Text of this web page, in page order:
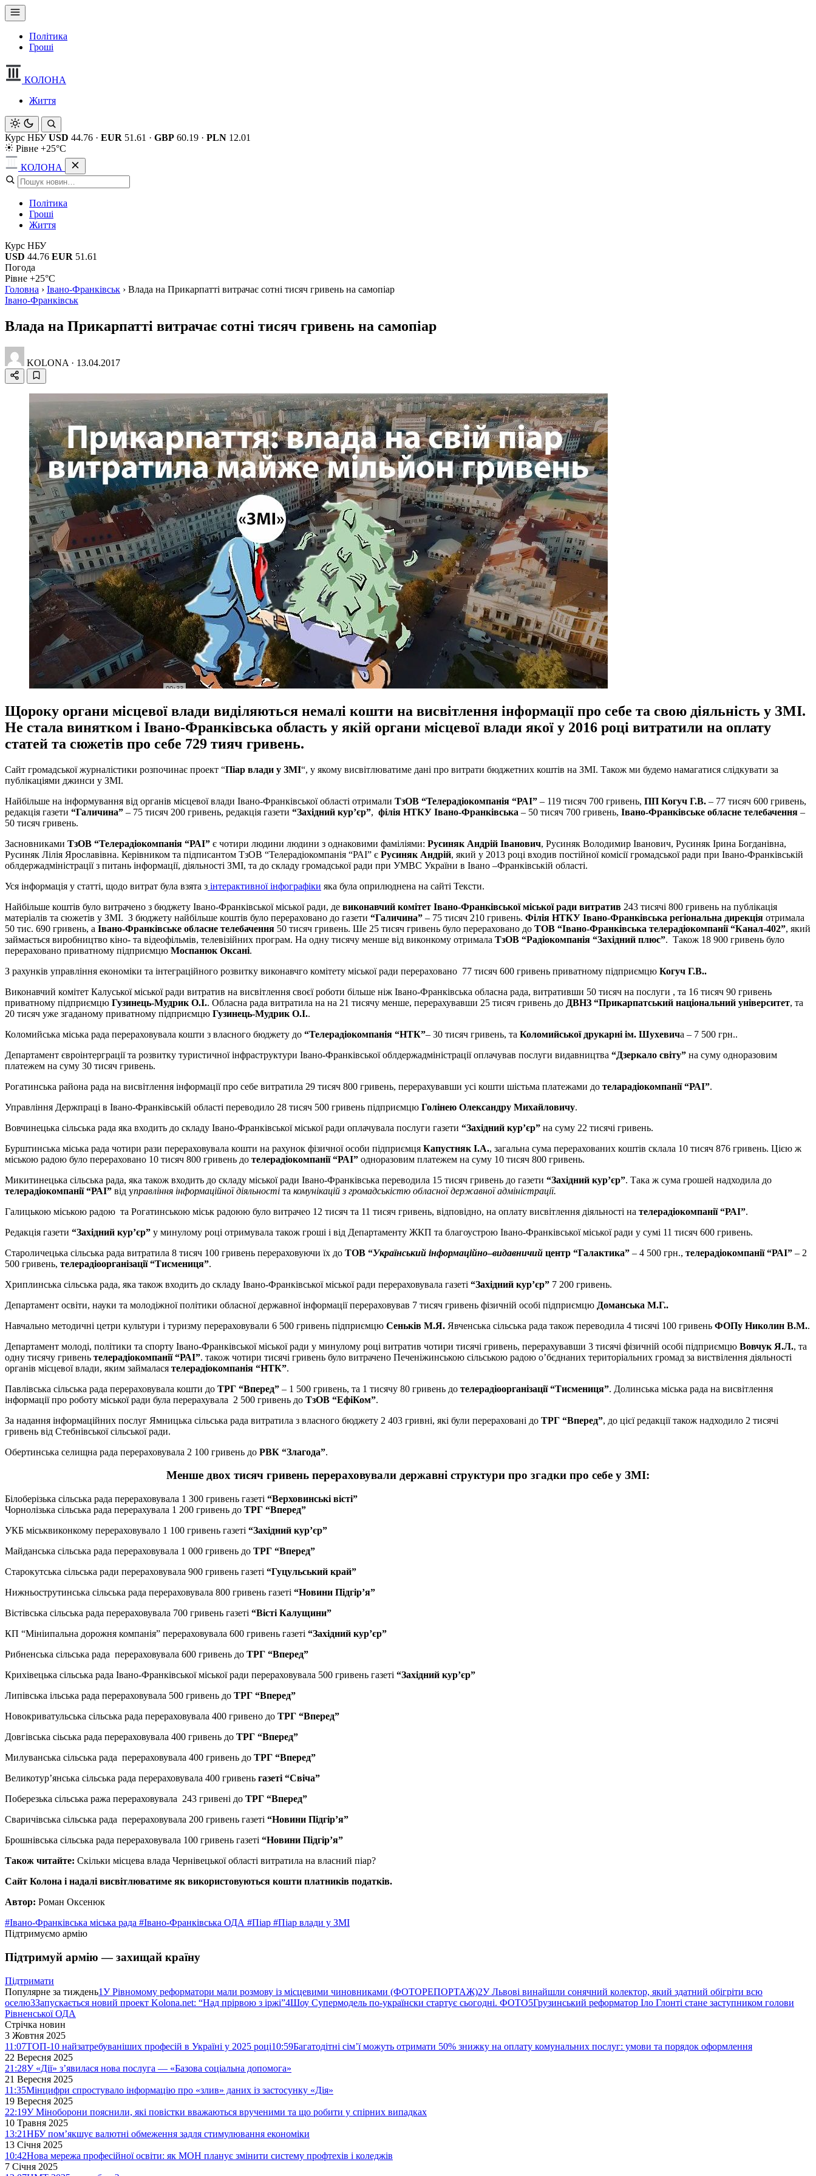
Політика
Гроші
КОЛОНА
Життя
Курс НБУ USD 44.76 · EUR 51.61 · GBP 60.19 · PLN 12.01
Рівне +25°C
КОЛОНА
Політика
Гроші
Життя
Курс НБУ
USD 44.76 EUR 51.61
Погода
Рівне +25°C
Головна › Івано-Франківськ › Влада на Прикарпатті витрачає сотні тисяч гривень на самопіар
Івано-Франківськ
Влада на Прикарпатті витрачає сотні тисяч гривень на самопіар
KOLONA · 13.04.2017
Щороку органи місцевої влади виділяються немалі кошти на висвітлення інформації про себе та свою діяльність у ЗМІ.
Не стала винятком і Івано-Франківська область у якій органи місцевої влади якої у 2016 році витратили на оплату
статей та сюжетів про себе 729 тияч гривень.
Сайт громадської журналістики розпочинає проект “Піар влади у ЗМІ“, у якому висвітлюватиме дані про витрати бюджетних коштів на ЗМІ. Також ми будемо намагатися слідкувати за
публікаціями джинси у ЗМІ.
Найбільше на інформування від органів місцевої влади Івано-Франківської області отримали ТзОВ “Телерадіокомпанія “РАІ” – 119 тисяч 700 гривень, ПП Когуч Г.В. – 77 тисяч 600 гривень,
редакція газети “Галичина” – 75 тисяч 200 гривень, редакція газети “Західний кур’єр”, філія НТКУ Івано-Франківська – 50 тисяч 700 гривень, Івано-Франківське обласне телебачення –
50 тисяч гривень.
Засновниками ТзОВ “Телерадіокомпанія “РАІ” є чотири людини людини з однаковими фаміліями: Русиняк Андрій Іванович, Русиняк Володимир Іванович, Русиняк Ірина Богданівна,
Русиняк Лілія Ярославівна. Керівником та підписантом ТзОВ “Телерадіокомпанія “РАІ” є Русиняк Андрій, який у 2013 році входив постійної комісії громадської ради при Івано-Франківській
облдержадміністрації з питань інформації, діяльності ЗМІ, та до складу громадської ради при УМВС України в Івано –Франківській області.
Уся інформація у статті, щодо витрат була взята з інтерактивної інфографіки яка була оприлюднена на сайті Тексти.
Найбільше коштів було витрачено з бюджету Івано-Франківської міської ради, де виконавчий комітет Івано-Франківської міської ради витратив 243 тисячі 800 гривень на публікація
матеріалів та сюжетів у ЗМІ. З бюджету найбільше коштів було перераховано до газети “Галичина” – 75 тисяч 210 гривень. Філія НТКУ Івано-Франківська регіональна дирекція отримала
50 тис. 690 гривень, а Івано-Франківське обласне телебачення 50 тисяч гривень. Ше 25 тисяч гривень було перераховано до ТОВ “Івано-Франківська телерадіокомпанії “Канал-402”, який
займається виробництво кіно- та відеофільмів, телевізійних програм. На одну тисячу менше від виконкому отримала ТзОВ “Радіокомпанія “Західний плюс”. Також 18 900 гривень було
перераховано приватному підприємцю Моспанюк Оксані.
З рахунків управління економіки та інтеграційного розвитку виконавчго комітету міської ради перераховано 77 тисяч 600 гривень приватному підприємцю Когуч Г.В..
Виконавчий комітет Калуської міської ради витратив на висвітлення своєї роботи більше ніж Івано-Франківська обласна рада, витративши 50 тисяч на послуги , та 16 тисяч 90 гривень
приватному підприємцю Гузинець-Мудрик О.І.. Обласна рада витратила на на 21 тисячу менше, перерахувавши 25 тисяч гривень до ДВНЗ “Прикарпатський національний університет, та
20 тисяч уже згаданому приватному підприємцю Гузинець-Мудрик О.І..
Коломийська міська рада перераховувала кошти з власного бюджету до “Телерадіокомпанія “НТК”– 30 тисяч гривень, та Коломийської друкарні ім. Шухевича – 7 500 грн..
Департамент євроінтерграції та розвитку туристичної інфраструктури Івано-Франківської облдержадміністрації оплачував послуги видавництва “Дзеркало світу” на суму одноразовим
платежем на суму 30 тисяч гривень.
Рогатинська района рада на висвітлення інформації про себе витратила 29 тисяч 800 гривень, перерахувавши усі кошти шістьма платежами до теларадіокомпанії “РАІ”.
Управління Держпраці в Івано-Франківській області переводило 28 тисяч 500 гривень підприємцю Голінею Олександру Михайловичу.
Вовчинецька сільська рада яка входить до складу Івано-Франківської міської ради оплачувала послуги газети “Західний кур’єр” на суму 22 тисячі гривень.
Бурштинська міська рада чотири рази перераховувала кошти на рахунок фізичної особи підприємця Капустняк І.А., загальна сума перерахованих коштів склала 10 тисяч 876 гривень. Цією ж
міською радою було перераховано 10 тисяч 800 гривень до телерадіокомпанії “РАІ” одноразовим платежем на суму 10 тисяч 800 гривень.
Микитинецька сільська рада, яка також входить до складу міської ради Івано-Франківська переводила 15 тисяч гривень до газети “Західний кур’єр”. Така ж сума грошей надходила до
телерадіокомпанії “РАІ” від управління інформаційної діяльності та комунікацій з громадськістю обласної державної адміністрації.
Галицькою міською радою та Рогатинською міськ радоюю було витрачео 12 тисяч та 11 тисяч гривень, відповідно, на оплату висвітлення діяльності на телерадіокомпанії “РАІ”.
Редакція газети “Західний кур’єр” у минулому році отримувала також гроші і від Департаменту ЖКП та благоустрою Івано-Франківської міської ради у сумі 11 тисяч 600 гривень.
Староличецька сільська рада витратила 8 тисяч 100 гривень перераховуючи їх до ТОВ “Український інформаційно–видавничий центр “Галактика” – 4 500 грн., телерадіокомпанії “РАІ” – 2
500 гривень, телерадіоорганізації “Тисмениця”.
Хриплинська сільська рада, яка також входить до складу Івано-Франківської міської ради перераховувала газеті “Західний кур’єр” 7 200 гривень.
Департамент освіти, науки та молодіжної політики обласної державної інформації перераховував 7 тисяч гривень фізичній особі підприємцю Доманська М.Г..
Навчально методичні цетри культури і туризму перераховували 6 500 гривень підприємцю Сеньків М.Я. Явченська сільська рада також переводила 4 тисячі 100 гривень ФОПу Николин В.М..
Департамент молоді, політики та спорту Івано-Франківської міської ради у минулому році витратив чотири тисячі гривень, перерахувавши 3 тисячі фізичній особі підприємцю Вовчук Я.Л., та
одну тисячу гривень телерадіокомпанії “РАІ”. також чотири тисячі гривень було витрачено Печеніжинською сільською радою о’бєднаних територіальних громад за виствілення діяльності
органів місцевої влади, яким займалася телерадіокомпанія “НТК”.
Павлівська сільська рада перераховувала кошти до ТРГ “Вперед” – 1 500 гривень, та 1 тисячу 80 гривень до телерадіоорганізації “Тисмениця”. Долинська міська рада на висвітлення
інформації про роботу міської ради була перерахувала 2 500 гривень до ТзОВ “ЕфіКом”.
За надання інформаційних послуг Ямницька сільська рада витратила з власного бюджету 2 403 гривні, які були перераховані до ТРГ “Вперед”, до цієї редакції також надходило 2 тисячі
гривень від Стебнівської сільської ради.
Обертинська селищна рада перераховувала 2 100 гривень до РВК “Злагода”.
Менше двох тисяч гривень перераховували державні структури про згадки про себе у ЗМІ:
Білоберізька сільська рада перераховувала 1 300 гривень газеті “Верховинські вісті”
Чорнолізька сільська рада перерахувала 1 200 гривень до ТРГ “Вперед”
УКБ міськвиконкому перераховувало 1 100 гривень газеті “Західний кур’єр”
Майданська сільська рада перераховувала 1 000 гривень до ТРГ “Вперед”
Старокутська сільська ради перераховувала 900 гривень газеті “Гуцульський край”
Нижньострутинська сільська рада перераховувала 800 гривень газеті “Новини Підгір’я”
Вістівська сільська рада перераховувала 700 гривень газеті “Вісті Калущини”
КП “Мініипальна дорожня компанія” перераховувала 600 гривень газеті “Західний кур’єр”
Рибненська сільська рада перераховувала 600 гривень до ТРГ “Вперед”
Крихівецька сільська рада Івано-Франківської міської ради перераховувала 500 гривень газеті “Західний кур’єр”
Липівська ільська рада перераховувала 500 гривень до ТРГ “Вперед”
Новокриватульська сільська рада перераховувала 400 гривено до ТРГ “Вперед”
Довгівська сіьська рада перераховувала 400 гривень до ТРГ “Вперед”
Милуванська сільська рада перераховувала 400 гривень до ТРГ “Вперед”
Великотур’янська сільська рада перераховувала 400 гривень газеті “Свіча”
Поберезька сільська ража перераховувала 243 гривені до ТРГ “Вперед”
Сваричівська сільська рада перераховувала 200 гривень газеті “Новини Підгір’я”
Брошнівська сільська рада перераховувала 100 гривень газеті “Новини Підгір’я”
Також читайте: Скільки місцева влада Чернівецької області витратила на власний піар?
Сайт Колона і надалі висвітлюватиме як використовуються кошти платників податків.
Автор: Роман Оксенюк
#Івано-Франківська міська рада #Івано-Франківська ОДА #Піар #Піар влади у ЗМІ
Підтримуємо армію
Підтримуй армію — захищай країну
Підтримати
Популярне за тиждень1У Рівномому реформатори мали розмову із місцевими чиновниками (ФОТОРЕПОРТАЖ)2У Львові винайшли сонячний колектор, який здатний обігріти всю
оселю3Запускається новий проект Kolona.net: “Над прірвою з іржі”4Шоу Супермодель по-українски стартує сьогодні. ФОТО5Грузинський реформатор Іло Глонті стане заступником голови
Рівненської ОДА
Стрічка новин
3 Жовтня 2025
11:07ТОП-10 найзатребуваніших професій в Україні у 2025 році10:59Багатодітні сім’ї можуть отримати 50% знижку на оплату комунальних послуг: умови та порядок оформлення
22 Вересня 2025
21:28У «Дії» з’явилася нова послуга — «Базова соціальна допомога»
21 Вересня 2025
11:35Мінцифри спростувало інформацію про «злив» даних із застосунку «Дія»
19 Вересня 2025
22:19У Міноборони пояснили, які повістки вважаються врученими та що робити у спірних випадках
10 Травня 2025
13:21НБУ пом’якшує валютні обмеження задля стимулювання економіки
13 Січня 2025
10:42Нова мережа професійної освіти: як МОН планує змінити систему профтехів і коледжів
7 Січня 2025